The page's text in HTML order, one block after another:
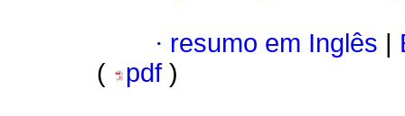
· resumo em Inglês
(
pdf )